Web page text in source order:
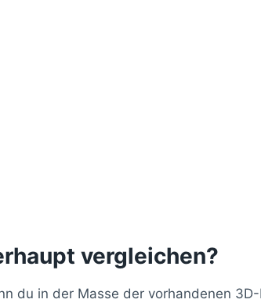
vergleichen?
du in der Masse der vorhandenen